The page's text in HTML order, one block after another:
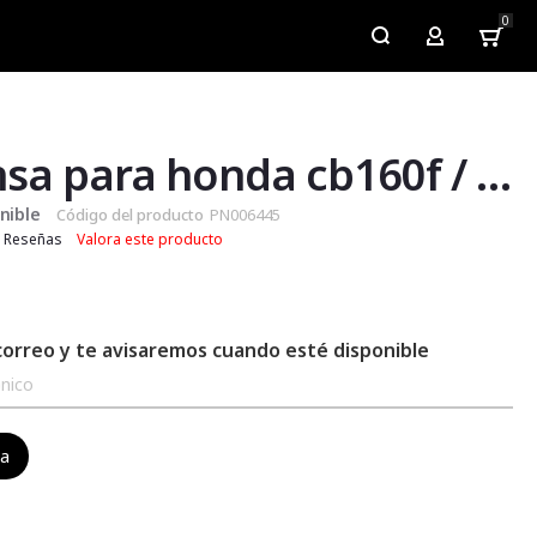
My Account
0
Defensa para honda cb160f / xblade 160
Código del producto PN006445
Reseñas Valora este producto
y te avisaremos cuando esté disponible